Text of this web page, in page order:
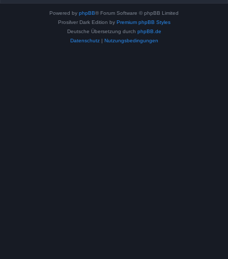
Powered by phpBB® Forum Software © phpBB Limited
Prosilver Dark Edition by Premium phpBB Styles
Deutsche Übersetzung durch phpBB.de
Datenschutz| Nutzungsbedingungen